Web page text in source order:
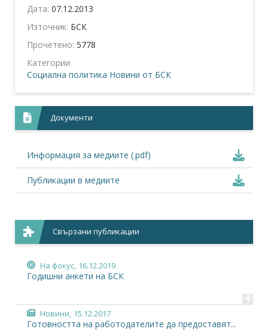
Дата: 07.12.2013
Източник: БСК
Прочетено: 5778
Категории
Социална политика Новини от БСК
Документи
Информация за медиите (.pdf)
Публикации в медиите
Свързани публикации
На фокус, 16.12.2019
Годишни анкети на БСК
+
Новини, 15.12.2017
Готовността на работодателите да предоставят...